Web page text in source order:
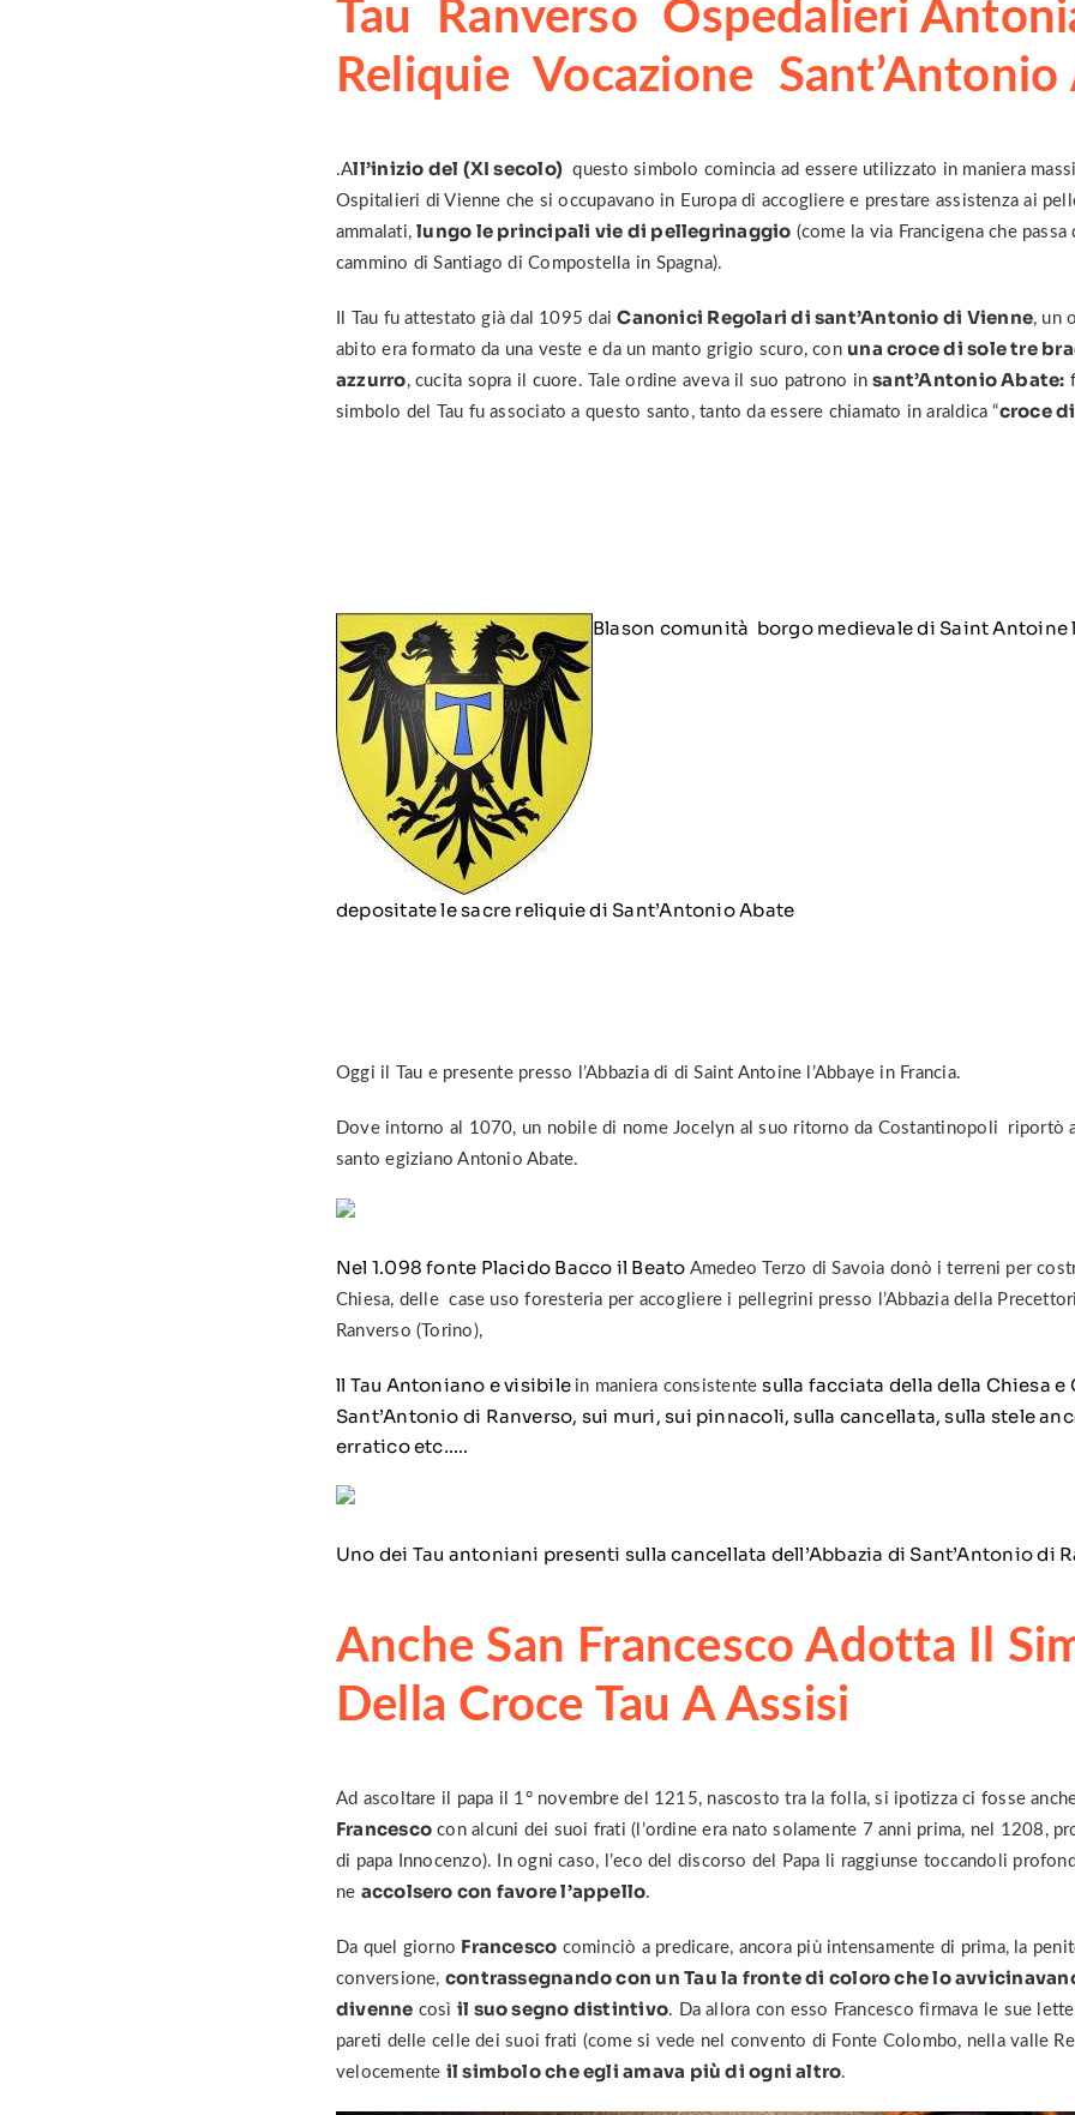
Tau Ranverso Ospedalieri
Reliquie Vocazione Sant’Antonio
.All’inizio del (XI secolo) questo simbolo comincia ad essere utilizzato in maniera
Ospitalieri di Vienne che si occupavano in Europa di accogliere e prestare assistenza ai
ammalati,lungo le principali vie di pellegrinaggio (come la via Francigena che passa
cammino di Santiago di Compostella in Spagna).
Il Tau fu attestato già dal 1095 daiCanonici Regolari di sant’Antonio di Vienne, un
abito era formato da una veste e da un manto grigio scuro, con una croce di sole tre
azzurro, cucita sopra il cuore. Tale ordine aveva il suo patrono insant’Antonio Abate:
simbolo del Tau fu associato a questo santo, tanto da essere chiamato in araldica “croce
Blason comunità borgo medievale di Saint Antoine
depositate le sacre reliquie di Sant’Antonio Abate
Oggi il Tau e presente presso l’Abbazia di di Saint Antoine l’Abbaye in Francia.
Dove intorno al 1070, un nobile di nome Jocelyn al suo ritorno da Costantinopoli riportò
santo egiziano Antonio Abate.
Nel 1.098 fonte Placido Bacco il Beato Amedeo Terzo di Savoia donò i terreni per
Chiesa, delle case uso foresteria per accogliere i pellegrini presso l’Abbazia della
Ranverso (Torino),
ll Tau Antoniano e visibile in maniera consistentesulla facciata della della Chiesa e
Sant’Antonio di Ranverso, sui muri, sui pinnacoli, sulla cancellata, sulla stele
erratico etc…..
Uno dei Tau antoniani presenti sulla cancellata dell’Abbazia di Sant’Antonio di
Anche San Francesco Adotta Il
Della Croce Tau A Assisi
Ad ascoltare il papa il 1° novembre del 1215, nascosto tra la folla, si ipotizza ci fosse
Francescocon alcuni dei suoi frati (l’ordine era nato solamente 7 anni prima, nel 1208,
di papa Innocenzo). In ogni caso, l’eco del discorso del Papa li raggiunse toccandoli
ne accolsero con favore l’appello.
Da quel giorno Francesco cominciò a predicare, ancora più intensamente di prima, la
conversione, contrassegnando con un Tau la fronte di coloro che lo
divenne così il suo segno distintivo. Da allora con esso Francesco firmava le sue
pareti delle celle dei suoi frati (come si vede nel convento di Fonte Colombo, nella valle
velocemente il simbolo che egli amava più di ogni altro.